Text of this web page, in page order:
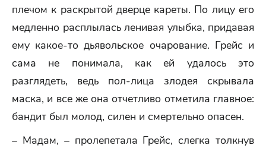
плечом к раскрытой дверце кареты. По лицу его
медленно расплылась ленивая улыбка, придавая
ему какое-то дьявольское очарование. Грейс и
сама не понимала, как ей удалось это
разглядеть, ведь пол-лица злодея скрывала
маска, и все же она отчетливо отметила главное:
бандит был молод, силен и смертельно опасен.
– Мадам, – пролепетала Грейс, слегка толкнув